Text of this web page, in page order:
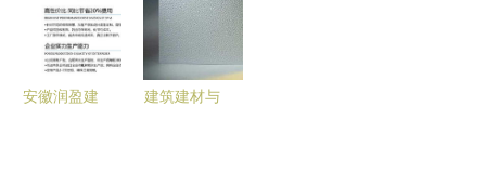
安徽润盈建
建筑建材与